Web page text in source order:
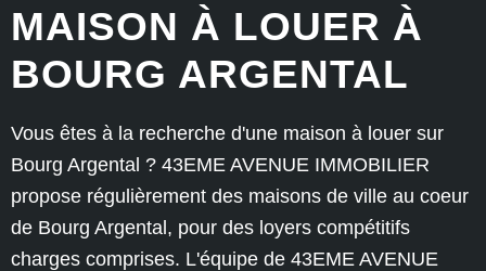
MAISON À LOUER À
BOURG ARGENTAL
Vous êtes à la recherche d'une maison à louer sur
Bourg Argental ? 43EME AVENUE IMMOBILIER
propose régulièrement des maisons de ville au coeur
de Bourg Argental, pour des loyers compétitifs
charges comprises. L'équipe de 43EME AVENUE